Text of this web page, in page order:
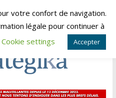
10, 2026
votre confort de navigation.
légale pour continuer à
Cookie settings Accepter